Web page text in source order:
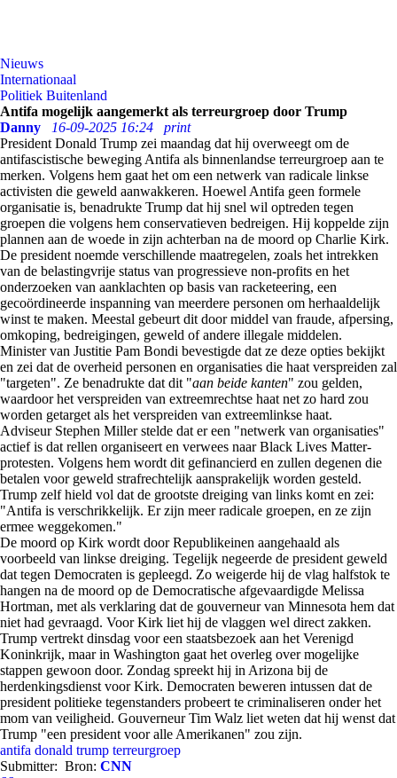
Nieuws
Internationaal
Politiek Buitenland
Antifa mogelijk aangemerkt als terreurgroep door Trump
Danny
16-09-2025 16:24
print
President Donald Trump zei maandag dat hij overweegt om de
antifascistische beweging Antifa als binnenlandse terreurgroep aan te
merken. Volgens hem gaat het om een netwerk van radicale linkse
activisten die geweld aanwakkeren. Hoewel Antifa geen formele
organisatie is, benadrukte Trump dat hij snel wil optreden tegen
groepen die volgens hem conservatieven bedreigen. Hij koppelde zijn
plannen aan de woede in zijn achterban na de moord op Charlie Kirk.
De president noemde verschillende maatregelen, zoals het intrekken
van de belastingvrije status van progressieve non-profits en het
onderzoeken van aanklachten op basis van racketeering, een
gecoördineerde inspanning van meerdere personen om herhaaldelijk
winst te maken. Meestal gebeurt dit door middel van fraude, afpersing,
omkoping, bedreigingen, geweld of andere illegale middelen.
Minister van Justitie Pam Bondi bevestigde dat ze deze opties bekijkt
en zei dat de overheid personen en organisaties die haat verspreiden zal
"targeten". Ze benadrukte dat dit "aan beide kanten" zou gelden,
waardoor het verspreiden van extreemrechtse haat net zo hard zou
worden getarget als het verspreiden van extreemlinkse haat.
Adviseur Stephen Miller stelde dat er een "netwerk van organisaties"
actief is dat rellen organiseert en verwees naar Black Lives Matter-
protesten. Volgens hem wordt dit gefinancierd en zullen degenen die
betalen voor geweld strafrechtelijk aansprakelijk worden gesteld.
Trump zelf hield vol dat de grootste dreiging van links komt en zei:
"Antifa is verschrikkelijk. Er zijn meer radicale groepen, en ze zijn
ermee weggekomen."
De moord op Kirk wordt door Republikeinen aangehaald als
voorbeeld van linkse dreiging. Tegelijk negeerde de president geweld
dat tegen Democraten is gepleegd. Zo weigerde hij de vlag halfstok te
hangen na de moord op de Democratische afgevaardigde Melissa
Hortman, met als verklaring dat de gouverneur van Minnesota hem dat
niet had gevraagd. Voor Kirk liet hij de vlaggen wel direct zakken.
Trump vertrekt dinsdag voor een staatsbezoek aan het Verenigd
Koninkrijk, maar in Washington gaat het overleg over mogelijke
stappen gewoon door. Zondag spreekt hij in Arizona bij de
herdenkingsdienst voor Kirk. Democraten beweren intussen dat de
president politieke tegenstanders probeert te criminaliseren onder het
mom van veiligheid. Gouverneur Tim Walz liet weten dat hij wenst dat
Trump "een president voor alle Amerikanen" zou zijn.
antifa donald trump terreurgroep
Submitter: Bron: CNN